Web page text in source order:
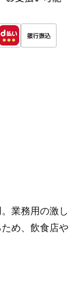
業務用の激し
め、飲食店や